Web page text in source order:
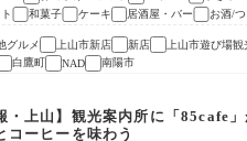
和菓子 ケーキ 居酒屋・バー お酒/
グルメ 上山市新店 新店 上山市遊び場観
白鷹町 NAD 南陽市
・上山】観光案内所に「85cafe
コーヒーを味わう